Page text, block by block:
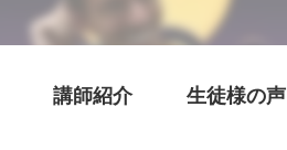
講師紹介 生徒様の声